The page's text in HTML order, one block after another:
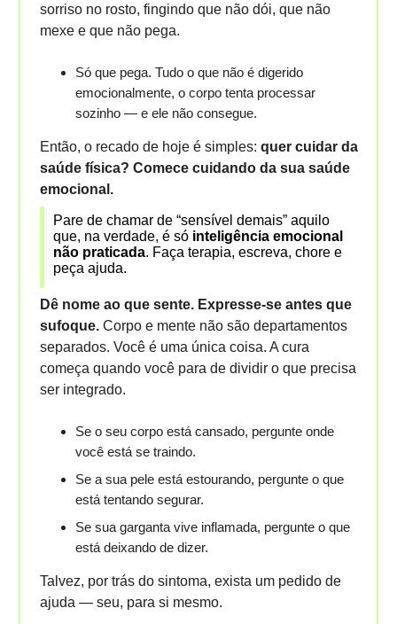
sorriso no rosto, fingindo que não dói, que não
mexe e que não pega.
Só que pega. Tudo o que não é digerido
emocionalmente, o corpo tenta processar
sozinho — e ele não consegue.
Então, o recado de hoje é simples: quer cuidar da
saúde física? Comece cuidando da sua saúde
emocional.
Pare de chamar de “sensível demais” aquilo
que, na verdade, é só inteligência emocional
não praticada. Faça terapia, escreva, chore e
peça ajuda.
Dê nome ao que sente. Expresse-se antes que
sufoque.Corpo e mente não são departamentos
separados. Você é uma única coisa. A cura
começa quando você para de dividir o que precisa
ser integrado.
Se o seu corpo está cansado, pergunte onde
você está se traindo.
Se a sua pele está estourando, pergunte o que
está tentando segurar.
Se sua garganta vive inflamada, pergunte o que
está deixando de dizer.
Talvez, por trás do sintoma, exista um pedido de
ajuda — seu, para si mesmo.